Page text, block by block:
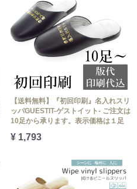
【送料無料】『初回印刷』名入れスリ
ッパGUESTIT-ゲストイット- ご注文は
10足から承ります。表示価格は１足
¥ 1,793